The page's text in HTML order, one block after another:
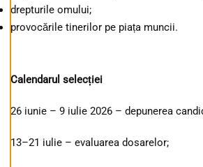
drepturile omului;
provocările tinerilor pe piața muncii.
Calendarul selecției
26 iunie – 9 iulie 2026 – depunerea
13–21 iulie – evaluarea dosarelor;